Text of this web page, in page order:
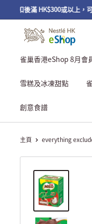
折扣後滿 HK$300或以上，可
雀巢香港eShop 8月會
雪糕及冰凍甜點
創意食譜
主頁 everything